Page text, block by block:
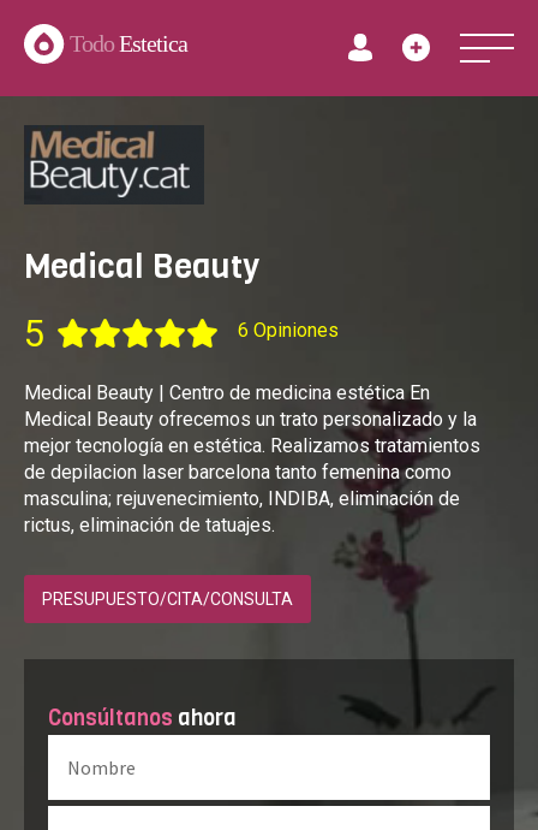
TodoEstetica
Medical Beauty
5
6 Opiniones
Medical Beauty | Centro de medicina estética En
Medical Beauty ofrecemos un trato personalizado y la
mejor tecnología en estética. Realizamos tratamientos
de depilacion laser barcelona tanto femenina como
masculina; rejuvenecimiento, INDIBA, eliminación de
rictus, eliminación de tatuajes.
PRESUPUESTO/CITA/CONSULTA
Consúltanos ahora